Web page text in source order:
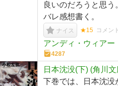
良いのだろうと思
バレ感想書く。
ナイス ★15 コメン
アンディ・ウィアー
4287
日本沈没(下) (角川
下巻では、日本沈没